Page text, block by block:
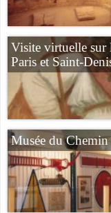
Visite virtuelle sur
Paris et Saint-
Musée du